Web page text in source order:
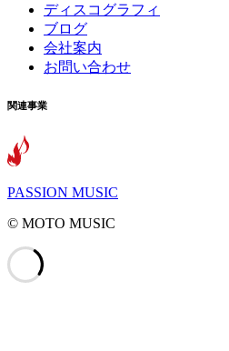
ディスコグラフィ
ブログ
会社案内
お問い合わせ
関連事業
PASSION MUSIC
©️ MOTO MUSIC